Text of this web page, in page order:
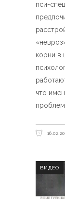
пси-
корни в
что
ВИДЕО